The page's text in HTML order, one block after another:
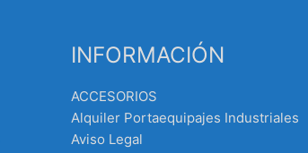
INFORMACIÓN
ACCESORIOS
Alquiler Portaequipajes Industriales
Aviso Legal